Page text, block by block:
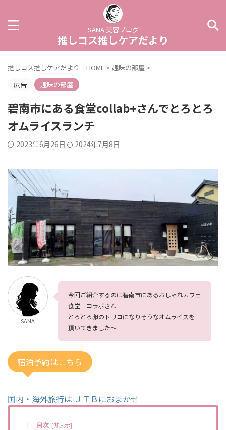
SANA 美容ブログ
推しコス推しケアだより
推しコス推しケアだより HOME > 趣味の部屋 >
広告
趣味の部屋
碧南市にある食堂collab+さんでとろとろ
オムライスランチ
2023年6月26日 2024年7月8日
SANA
今回ご紹介するのは碧南市にあるおしゃれカフェ
食堂 コラボさん
とろとろ卵のトリコになりそうなオムライスを
頂いてきました～
宿泊予約はこちら
国内・海外旅行は ＪＴＢにおまかせ
目次 [非表示]